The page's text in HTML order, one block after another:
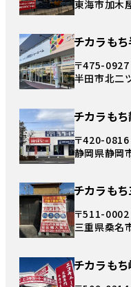
東海市加木
チカラも
〒475-0927
半田市北二
チカラも
〒420-0816
静岡県静岡
チカラも
〒511-0002
三重県桑名
チカラも